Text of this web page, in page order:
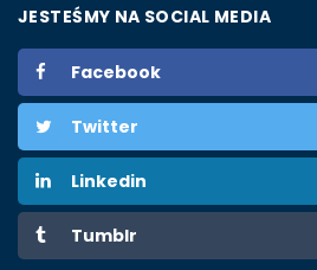
JESTEŚMY NA SOCIAL MEDIA
Facebook
Twitter
Linkedin
Tumblr